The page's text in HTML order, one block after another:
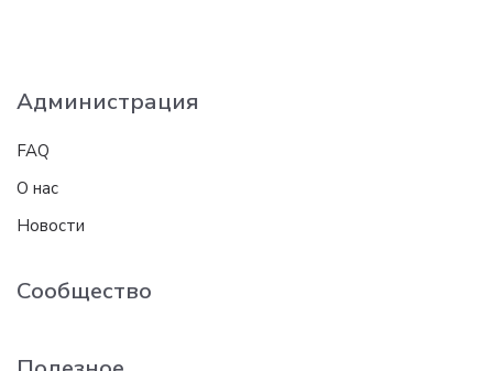
Администрация
FAQ
О нас
Новости
Сообщество